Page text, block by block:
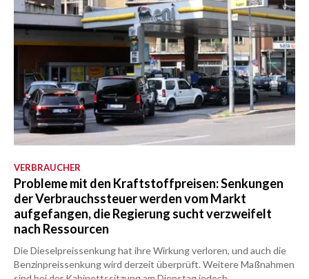
VERBRAUCHER
Probleme mit den Kraftstoffpreisen: Senkungen
der Verbrauchssteuer werden vom Markt
aufgefangen, die Regierung sucht verzweifelt
nach Ressourcen
Die Dieselpreissenkung hat ihre Wirkung verloren, und auch die
Benzinpreissenkung wird derzeit überprüft. Weitere Maßnahmen